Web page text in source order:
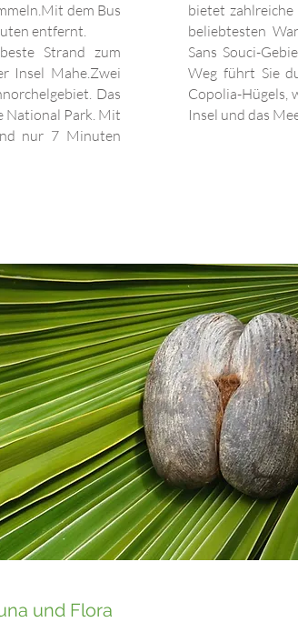
Mit dem Bus
entfernt.
Strand zum
Insel Mahe.Zwei
Das
National Park. Mit
nur 7 Minuten
bietet
beliebtesten
Sans Souci-
Weg führt Sie
Copolia-Hügels,
Insel und das
und Flora